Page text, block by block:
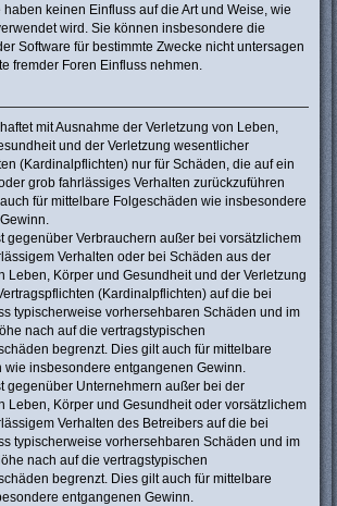
keinen Einfluss auf die Art und Weise, wie
wird. Sie können insbesondere die
Software für bestimmte Zwecke nicht untersagen
fremder Foren Einfluss nehmen.
mit Ausnahme der Verletzung von Leben,
und der Verletzung wesentlicher
(Kardinalpflichten) nur für Schäden, die auf ein
grob fahrlässiges Verhalten zurückzuführen
für mittelbare Folgeschäden wie insbesondere
gegenüber Verbrauchern außer bei vorsätzlichem
Verhalten oder bei Schäden aus der
Leben, Körper und Gesundheit und der Verletzung
(Kardinalpflichten) auf die bei
typischerweise vorhersehbaren Schäden und im
nach auf die vertragstypischen
begrenzt. Dies gilt auch für mittelbare
wie insbesondere entgangenen Gewinn.
gegenüber Unternehmern außer bei der
Leben, Körper und Gesundheit oder vorsätzlichem
Verhalten des Betreibers auf die bei
typischerweise vorhersehbaren Schäden und im
nach auf die vertragstypischen
begrenzt. Dies gilt auch für mittelbare
entgangenen Gewinn.